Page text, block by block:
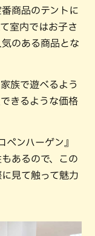
商品のテントに
室内ではお子さ
のある商品とな
族で遊べるよう
きるような価格
ンハーゲン』
あるので、この
見て触って魅力